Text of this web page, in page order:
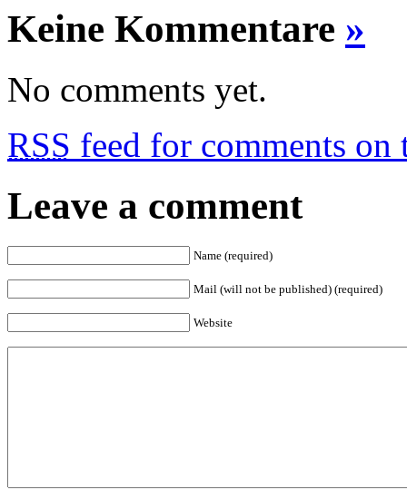
Keine Kommentare »
No comments yet.
RSS feed for comments on
Leave a comment
Name (required)
Mail (will not be published) (required)
Website